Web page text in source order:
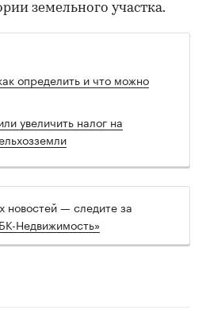
земельного участка.
определить и что можно
увеличить налог на
новостей — следите за
Недвижимость»